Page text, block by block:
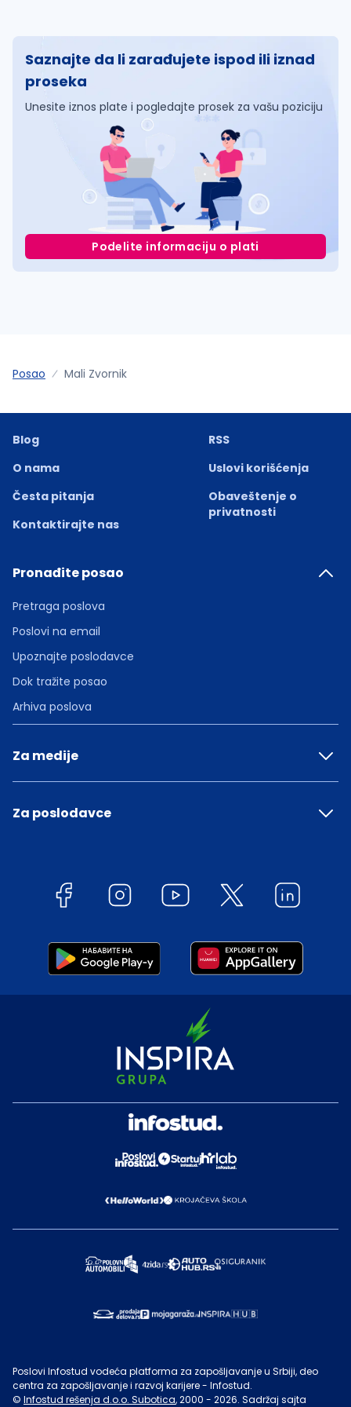
Saznajte da li zarađujete ispod ili iznad
proseka
Unesite iznos plate i pogledajte prosek za vašu poziciju
Podelite informaciju o plati
Posao Mali Zvornik
Blog
O nama
Česta pitanja
Kontaktirajte nas
RSS
Uslovi korišćenja
Obaveštenje o
privatnosti
Pronađite posao
Pretraga poslova
Poslovi na email
Upoznajte poslodavce
Dok tražite posao
Arhiva poslova
Za medije
Za poslodavce
Poslovi Infostud vodeća platforma za zapošljavanje u Srbiji, deo
centra za zapošljavanje i razvoj karijere - Infostud.
© Infostud rešenja d.o.o. Subotica, 2000 - 2026. Sadržaj sajta